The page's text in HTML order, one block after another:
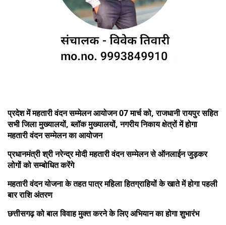
प्रदेश में महतारी वंदन सम्मेलन आयोजन 07 मार्च को, राजधानी रायपुर सहित
सभी जिला मुख्यालयों, ब्लॉक मुख्यालयों, नगरीय निकाय क्षेत्रों में होगा
महतारी वंदन सम्मेलन का आयोजन
प्रधानमंत्री श्री नरेन्द्र मोदी महतारी वंदन सम्मेलन से ऑनलाईन जुड़कर
लोगों को सम्बोधित करेंगे
महतारी वंदन योजना के तहत पात्र महिला हितग्राहियों के खाते में होगा पहली
बार राशि अंतरण
छत्तीसगढ़ को बाल विवाह मुक्त करने के लिए अभियान का होगा शुभारंभ